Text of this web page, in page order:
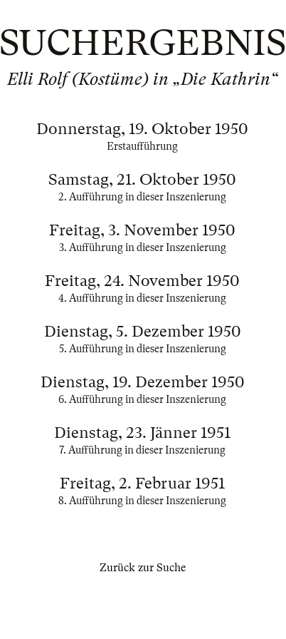
SUCHERGEBNIS
Elli Rolf (Kostüme) in „Die Kathrin“
Donnerstag, 19. Oktober 1950
Erstaufführung
Samstag, 21. Oktober 1950
2. Aufführung in dieser Inszenierung
Freitag, 3. November 1950
3. Aufführung in dieser Inszenierung
Freitag, 24. November 1950
4. Aufführung in dieser Inszenierung
Dienstag, 5. Dezember 1950
5. Aufführung in dieser Inszenierung
Dienstag, 19. Dezember 1950
6. Aufführung in dieser Inszenierung
Dienstag, 23. Jänner 1951
7. Aufführung in dieser Inszenierung
Freitag, 2. Februar 1951
8. Aufführung in dieser Inszenierung
Zurück zur Suche